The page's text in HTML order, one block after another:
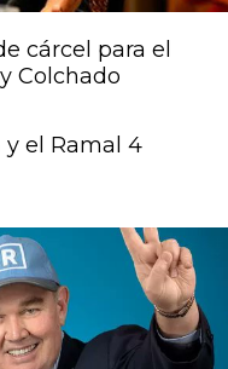
cárcel para el
Colchado
y el Ramal 4